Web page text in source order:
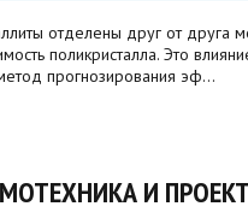
отделены друг от
поликристалла. Это
прогнозирования эф...
И